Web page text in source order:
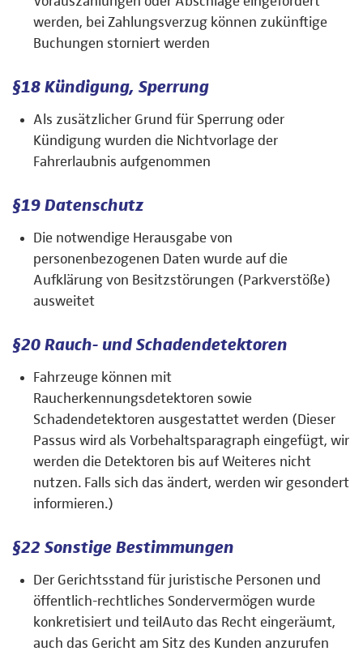
werden, bei Zahlungsverzug können zukünftige
Buchungen storniert werden
§18 Kündigung, Sperrung
Als zusätzlicher Grund für Sperrung oder
Kündigung wurden die Nichtvorlage der
Fahrerlaubnis aufgenommen
§19 Datenschutz
Die notwendige Herausgabe von
personenbezogenen Daten wurde auf die
Aufklärung von Besitzstörungen (Parkverstöße)
ausweitet
§20 Rauch- und Schadendetektoren
Fahrzeuge können mit
Raucherkennungsdetektoren sowie
Schadendetektoren ausgestattet werden (Dieser
Passus wird als Vorbehaltsparagraph eingefügt, wir
werden die Detektoren bis auf Weiteres nicht
nutzen. Falls sich das ändert, werden wir gesondert
informieren.)
§22 Sonstige Bestimmungen
Der Gerichtsstand für juristische Personen und
öffentlich-rechtliches Sondervermögen wurde
konkretisiert und teilAuto das Recht eingeräumt,
auch das Gericht am Sitz des Kunden anzurufen